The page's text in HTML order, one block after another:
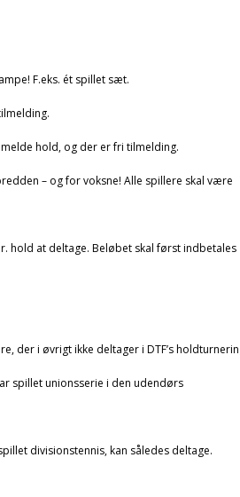
F.eks. ét spillet sæt.
hold, og der er fri tilmelding.
– og for voksne! Alle spillere skal være
hold at deltage. Beløbet skal først indbetales
der i øvrigt ikke deltager i DTF’s
spillet unionsserie i den udendørs
divisionstennis, kan således deltage.